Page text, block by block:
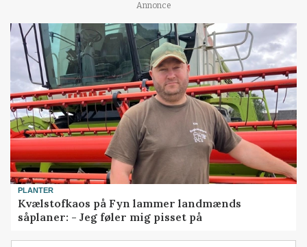
Annonce
PLANTER
Kvælstofkaos på Fyn lammer landmænds
såplaner: - Jeg føler mig pisset på